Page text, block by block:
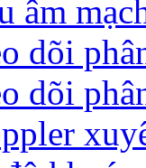
âm
dõi
dõi